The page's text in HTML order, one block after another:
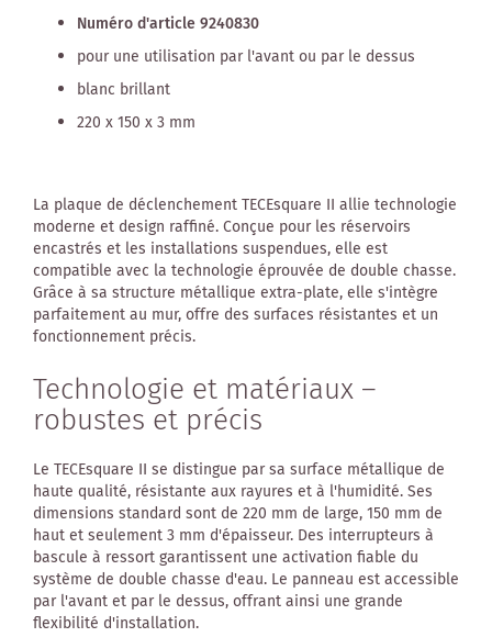
Numéro d'article 9240830
pour une utilisation par l'avant ou par le dessus
blanc brillant
220 x 150 x 3 mm
La plaque de déclenchement TECEsquare II allie technologie
moderne et design raffiné. Conçue pour les réservoirs
encastrés et les installations suspendues, elle est
compatible avec la technologie éprouvée de double chasse.
Grâce à sa structure métallique extra-plate, elle s'intègre
parfaitement au mur, offre des surfaces résistantes et un
fonctionnement précis.
Technologie et matériaux –
robustes et précis
Le TECEsquare II se distingue par sa surface métallique de
haute qualité, résistante aux rayures et à l'humidité. Ses
dimensions standard sont de 220 mm de large, 150 mm de
haut et seulement 3 mm d'épaisseur. Des interrupteurs à
bascule à ressort garantissent une activation fiable du
système de double chasse d'eau. Le panneau est accessible
par l'avant et par le dessus, offrant ainsi une grande
flexibilité d'installation.